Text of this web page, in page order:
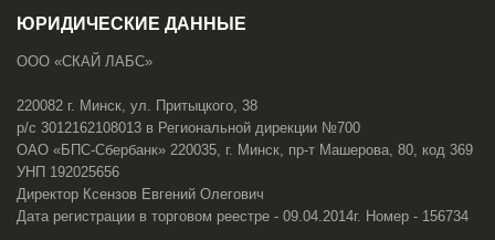
ЮРИДИЧЕСКИЕ ДАННЫЕ
ООО «СКАЙ ЛАБС»
220082 г. Минск, ул. Притыцкого, 38
р/с 3012162108013 в Региональной дирекции №700
ОАО «БПС-Сбербанк» 220035, г. Минск, пр-т Машерова, 80, код 369
УНП 192025656
Директор Ксензов Евгений Олегович
Дата регистрации в торговом реестре - 09.04.2014г. Номер - 156734